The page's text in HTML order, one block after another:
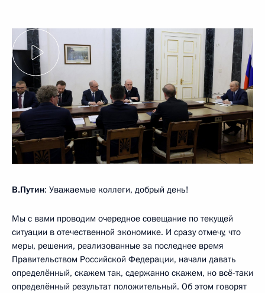
В.Путин: Уважаемые коллеги, добрый день!
Мы с вами проводим очередное совещание по текущей
ситуации в отечественной экономике. И сразу отмечу, что
меры, решения, реализованные за последнее время
Правительством Российской Федерации, начали давать
определённый, скажем так, сдержанно скажем, но всё-таки
определённый результат положительный. Об этом говорят